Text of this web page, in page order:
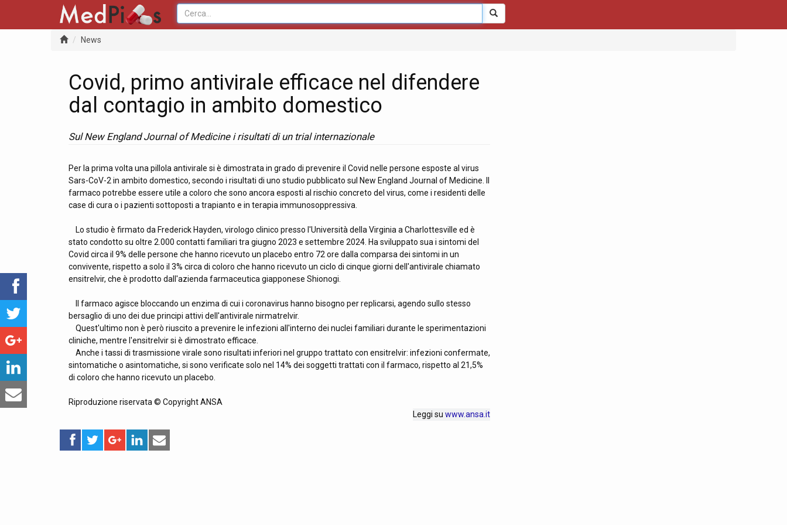
News
Covid, primo antivirale efficace nel difendere
dal contagio in ambito domestico
Sul New England Journal of Medicine i risultati di un trial internazionale
Per la prima volta una pillola antivirale si è dimostrata in grado di prevenire il Covid nelle persone esposte al virus
Sars-CoV-2 in ambito domestico, secondo i risultati di uno studio pubblicato sul New England Journal of Medicine. Il
farmaco potrebbe essere utile a coloro che sono ancora esposti al rischio concreto del virus, come i residenti delle
case di cura o i pazienti sottoposti a trapianto e in terapia immunosoppressiva.
Lo studio è firmato da Frederick Hayden, virologo clinico presso l'Università della Virginia a Charlottesville ed è
stato condotto su oltre 2.000 contatti familiari tra giugno 2023 e settembre 2024. Ha sviluppato sua i sintomi del
Covid circa il 9% delle persone che hanno ricevuto un placebo entro 72 ore dalla comparsa dei sintomi in un
convivente, rispetto a solo il 3% circa di coloro che hanno ricevuto un ciclo di cinque giorni dell'antivirale chiamato
ensitrelvir, che è prodotto dall'azienda farmaceutica giapponese Shionogi.
Il farmaco agisce bloccando un enzima di cui i coronavirus hanno bisogno per replicarsi, agendo sullo stesso
bersaglio di uno dei due principi attivi dell'antivirale nirmatrelvir.
Quest'ultimo non è però riuscito a prevenire le infezioni all'interno dei nuclei familiari durante le sperimentazioni
cliniche, mentre l'ensitrelvir si è dimostrato efficace.
Anche i tassi di trasmissione virale sono risultati inferiori nel gruppo trattato con ensitrelvir: infezioni confermate,
sintomatiche o asintomatiche, si sono verificate solo nel 14% dei soggetti trattati con il farmaco, rispetto al 21,5%
di coloro che hanno ricevuto un placebo.
Riproduzione riservata © Copyright ANSA
Leggi su www.ansa.it